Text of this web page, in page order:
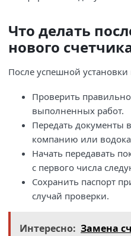
Что делать
нового
После успешной
Проверить
выполненных работ.
Передать документы
компанию или
Начать передавать
с первого числа
Сохранить паспорт
случай проверки.
Интересно: Замена